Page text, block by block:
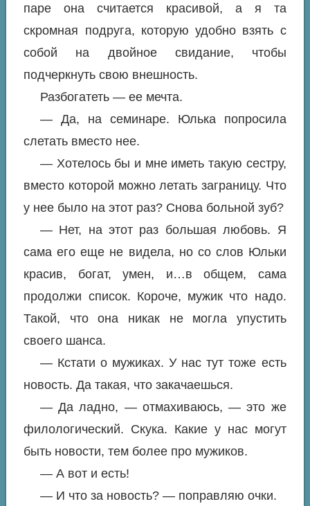
паре она считается красивой, а я та
скромная подруга, которую удобно взять с
собой на двойное свидание, чтобы
подчеркнуть свою внешность.
Разбогатеть — ее мечта.
— Да, на семинаре. Юлька попросила
слетать вместо нее.
— Хотелось бы и мне иметь такую сестру,
вместо которой можно летать заграницу. Что
у нее было на этот раз? Снова больной зуб?
— Нет, на этот раз большая любовь. Я
сама его еще не видела, но со слов Юльки
красив, богат, умен, и…в общем, сама
продолжи список. Короче, мужик что надо.
Такой, что она никак не могла упустить
своего шанса.
— Кстати о мужиках. У нас тут тоже есть
новость. Да такая, что закачаешься.
— Да ладно, — отмахиваюсь, — это же
филологический. Скука. Какие у нас могут
быть новости, тем более про мужиков.
— А вот и есть!
— И что за новость? — поправляю очки.